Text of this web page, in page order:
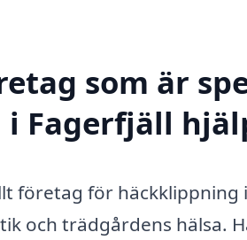
som är
Fagerfjäll
företag för häckklippning
och trädgårdens hälsa.